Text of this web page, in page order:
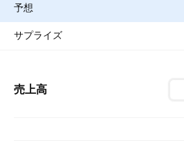
予想
サプライズ
売上高